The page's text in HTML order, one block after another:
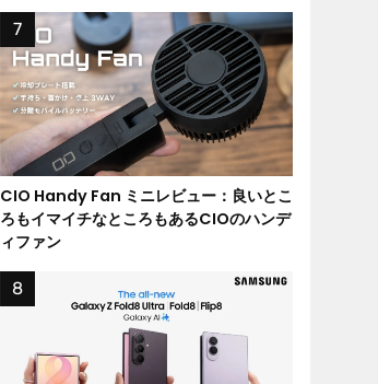
CIO Handy Fan ミニレビュー：良いとこ
ろもイマイチなところもあるCIOのハンデ
ィファン